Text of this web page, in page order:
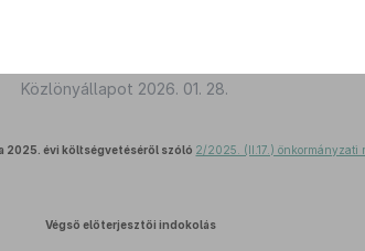
Közlönyállapot 2026. 01. 28.
2025. évi költségvetéséről szóló 2/2025. (II.17.) önkormányzati
Végső előterjesztői indokolás